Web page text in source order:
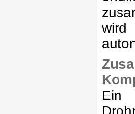
wird